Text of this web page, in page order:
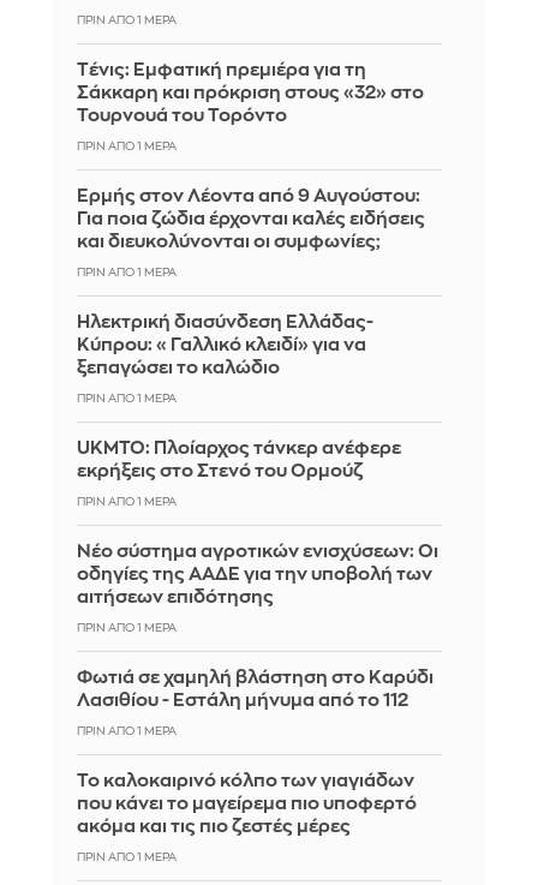
ΠΡΙΝ ΑΠΌ 1 ΜΈΡΑ
Tένις: Εμφατική πρεμιέρα για τη
Σάκκαρη και πρόκριση στους «32» στο
Τουρνουά του Τορόντο
ΠΡΙΝ ΑΠΌ 1 ΜΈΡΑ
Ερμής στον Λέοντα από 9 Αυγούστου:
Για ποια ζώδια έρχονται καλές ειδήσεις
και διευκολύνονται οι συμφωνίες;
ΠΡΙΝ ΑΠΌ 1 ΜΈΡΑ
Ηλεκτρική διασύνδεση Ελλάδας-
Κύπρου: «Γαλλικό κλειδί» για να
ξεπαγώσει το καλώδιο
ΠΡΙΝ ΑΠΌ 1 ΜΈΡΑ
UKMTO: Πλοίαρχος τάνκερ ανέφερε
εκρήξεις στο Στενό του Ορμούζ
ΠΡΙΝ ΑΠΌ 1 ΜΈΡΑ
Νέο σύστημα αγροτικών ενισχύσεων: Οι
οδηγίες της ΑΑΔΕ για την υποβολή των
αιτήσεων επιδότησης
ΠΡΙΝ ΑΠΌ 1 ΜΈΡΑ
Φωτιά σε χαμηλή βλάστηση στο Καρύδι
Λασιθίου - Εστάλη μήνυμα από το 112
ΠΡΙΝ ΑΠΌ 1 ΜΈΡΑ
Το καλοκαιρινό κόλπο των γιαγιάδων
που κάνει το μαγείρεμα πιο υποφερτό
ακόμα και τις πιο ζεστές μέρες
ΠΡΙΝ ΑΠΌ 1 ΜΈΡΑ